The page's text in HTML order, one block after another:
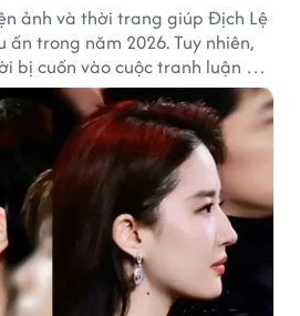
ảnh và thời trang giúp Địch Lệ
ấn trong năm 2026. Tuy nhiên,
bị cuốn vào cuộc tranh luận với
sao không có mâu thuẫn công